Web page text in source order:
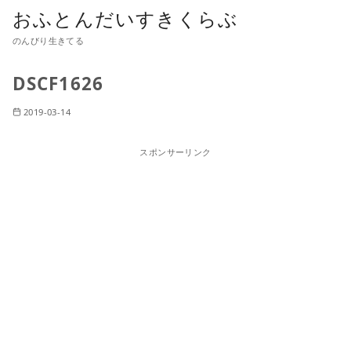
おふとんだいすきくらぶ
のんびり生きてる
DSCF1626
2019-03-14
スポンサーリンク